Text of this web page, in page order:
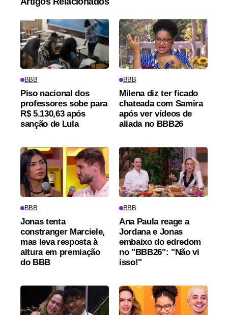
BBB
Piso nacional dos
professores sobe para
R$ 5.130,63 após
sanção de Lula
BBB
Milena diz ter ficado
chateada com Samira
após ver vídeos de
aliada no BBB26
BBB
Jonas tenta
constranger Marciele,
mas leva resposta à
altura em premiação
do BBB
BBB
Ana Paula reage a
Jordana e Jonas
embaixo do edredom
no "BBB26": "Não vi
isso!"